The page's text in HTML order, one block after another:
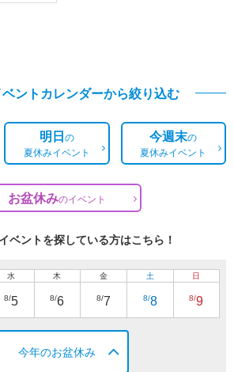
ントカレンダーから絞り込む
明日の
夏休みイベント
今週末の
夏休みイベント
お盆休みのイベント
ベントを探している方はこちら！
水
8/5
木
8/6
金
8/7
土
8/8
日
8/9
今年のお盆休み